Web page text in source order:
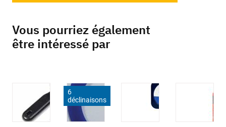
Vous pourriez également
être intéressé par
6
déclinaisons